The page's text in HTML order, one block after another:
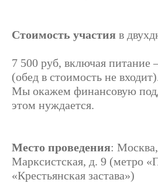
Стоимость участия в
7 500 руб, включая питание
(обед в стоимость не
Мы окажем финансовую
этом нуждается.
Место проведения:
Марксистская, д. 9 (метро
«Крестьянская застава»)